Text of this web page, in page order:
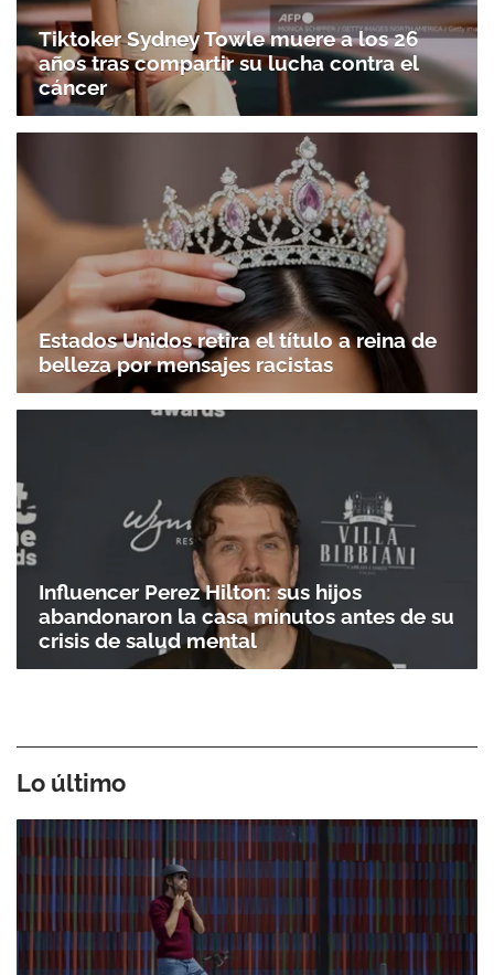
Tiktoker Sydney Towle muere a los 26
años tras compartir su lucha contra el
cáncer
Estados Unidos retira el título a reina de
belleza por mensajes racistas
Influencer Perez Hilton: sus hijos
abandonaron la casa minutos antes de su
crisis de salud mental
Lo último